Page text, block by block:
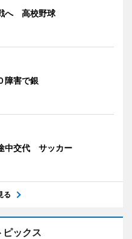
へ 高校野球
障害で銀
中交代 サッカー
る
ックス